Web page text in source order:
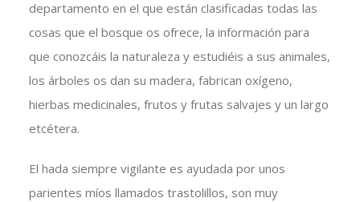
departamento en el que están clasificadas todas las
cosas que el bosque os ofrece, la información para
que conozcáis la naturaleza y estudiéis a sus animales,
los árboles os dan su madera, fabrican oxígeno,
hierbas medicinales, frutos y frutas salvajes y un largo
etcétera.
El hada siempre vigilante es ayudada por unos
parientes míos llamados trastolillos, son muy